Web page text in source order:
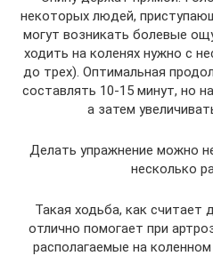
некоторых людей,
могут возникать болевые
ходить на коленях нужно с
до трех). Оптимальная
составлять 10-15 минут, но
а затем
Делать упражнение можно
несколько
Такая ходьба, как считает
отлично помогает при
располагаемые на